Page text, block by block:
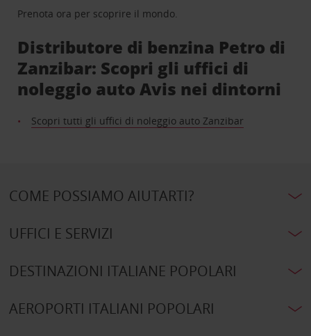
Prenota ora per scoprire il mondo.
Distributore di benzina Petro di
Zanzibar: Scopri gli uffici di
noleggio auto Avis nei dintorni
Scopri tutti gli uffici di noleggio auto Zanzibar
COME POSSIAMO AIUTARTI?
UFFICI E SERVIZI
DESTINAZIONI ITALIANE POPOLARI
AEROPORTI ITALIANI POPOLARI